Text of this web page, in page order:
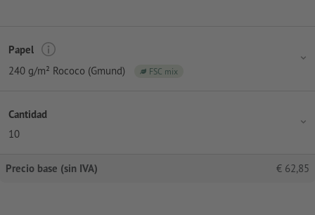
Papel
240 g/m² Rococo (Gmund)
FSC mix
Cantidad
10
Precio base (sin IVA) € 62,85